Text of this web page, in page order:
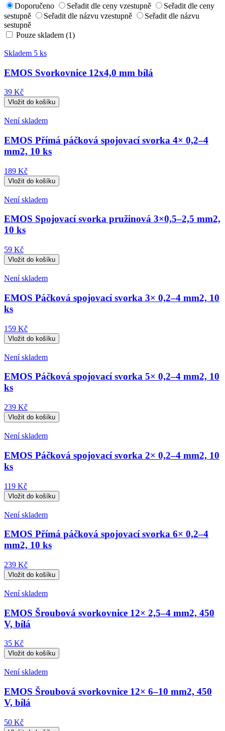
Doporučeno Seřadit dle ceny vzestupně
Seřadit dle ceny
sestupně
Seřadit dle názvu vzestupně
Seřadit dle názvu
sestupně
Pouze skladem (1)
Skladem 5 ks
EMOS Svorkovnice 12x4,0 mm bílá
39 Kč
Není skladem
EMOS Přímá páčková spojovací svorka 4× 0,2–4
mm2, 10 ks
189 Kč
Není skladem
EMOS Spojovací svorka pružinová 3×0,5–2,5 mm2,
10 ks
59 Kč
Není skladem
EMOS Páčková spojovací svorka 3× 0,2–4 mm2, 10
ks
159 Kč
Není skladem
EMOS Páčková spojovací svorka 5× 0,2–4 mm2, 10
ks
239 Kč
Není skladem
EMOS Páčková spojovací svorka 2× 0,2–4 mm2, 10
ks
119 Kč
Není skladem
EMOS Přímá páčková spojovací svorka 6× 0,2–4
mm2, 10 ks
239 Kč
Není skladem
EMOS Šroubová svorkovnice 12× 2,5–4 mm2, 450
V, bílá
35 Kč
Není skladem
EMOS Šroubová svorkovnice 12× 6–10 mm2, 450
V, bílá
50 Kč